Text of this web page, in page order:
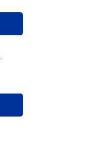
لطفا مقصد را انتخاب کنید.